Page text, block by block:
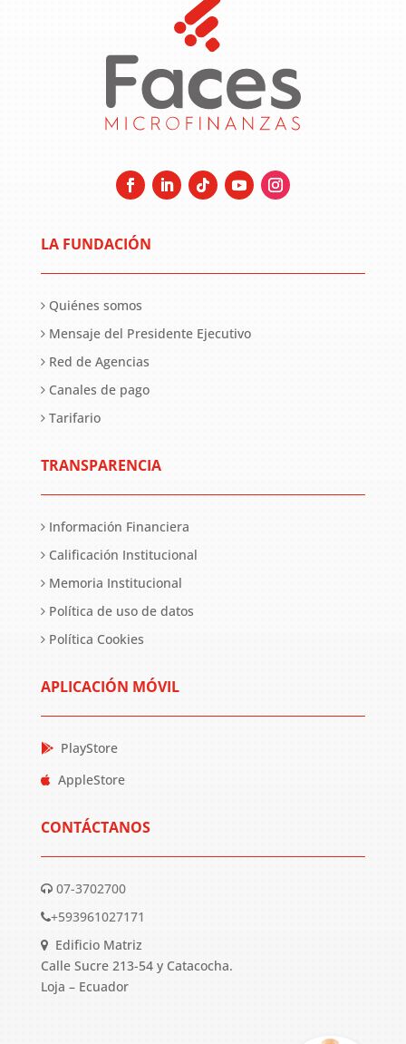
LA FUNDACIÓN
Quiénes somos
Mensaje del Presidente Ejecutivo
Red de Agencias
Canales de pago
Tarifario
TRANSPARENCIA
Información Financiera
Calificación Institucional
Memoria Institucional
Política de uso de datos
Política Cookies
APLICACIÓN MÓVIL
PlayStore
AppleStore
CONTÁCTANOS
07-3702700
+593961027171
Edificio Matriz
Calle Sucre 213-54 y Catacocha.
Loja – Ecuador